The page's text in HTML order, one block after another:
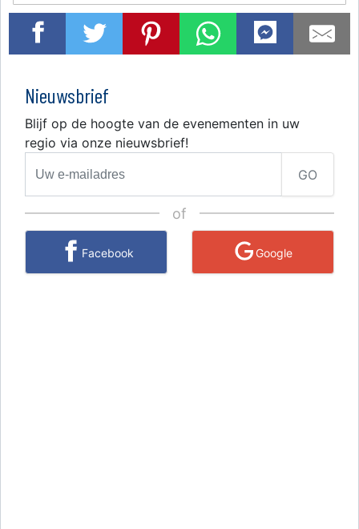
Nieuwsbrief
Blijf op de hoogte van de evenementen in uw
regio via onze nieuwsbrief!
GO
of
Facebook Google